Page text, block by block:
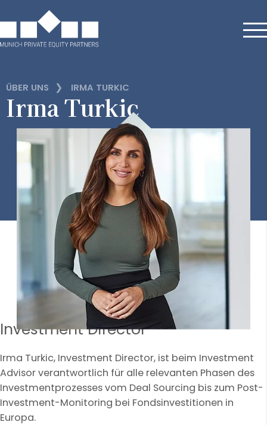
ÜBER UNS ❯ IRMA TURKIC
Irma Turkic
Investment Director*
Irma Turkic, Investment Director, ist beim Investment
Advisor verantwortlich für alle relevanten Phasen des
Investmentprozesses vom Deal Sourcing bis zum Post-
Investment-Monitoring bei Fondsinvestitionen in
Europa.